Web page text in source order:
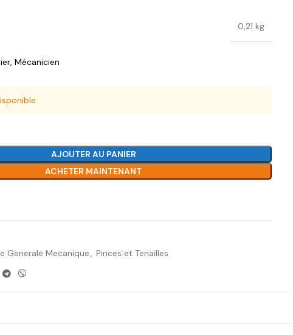
0,21 kg
, Mécanicien
AJOUTER AU PANIER
ACHETER MAINTENANT
Generale Mecanique, Pinces et Tenailles